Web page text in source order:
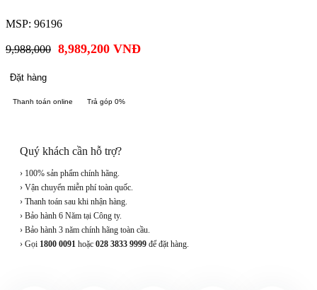
MSP: 96196
9,988,000 8,989,200 VNĐ
Đặt hàng
Thanh toán online Trả góp 0%
Quý khách cần hỗ trợ?
› 100% sản phẩm chính hãng.
› Vận chuyển miễn phí toàn quốc.
› Thanh toán sau khi nhận hàng.
› Bảo hành 6 Năm tại Công ty.
› Bảo hành 3 năm chính hãng toàn cầu.
› Gọi 1800 0091 hoặc 028 3833 9999 để đặt hàng.